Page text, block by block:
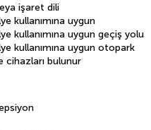
işaret dili
kullanımına uygun
kullanımına uygun geçiş yolu
kullanımına uygun otopark
cihazları bulunur